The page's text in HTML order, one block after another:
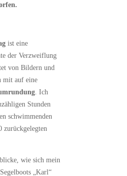
ist eine
der Verzweiflung
von Bildern und
mit auf eine
. Ich
Stunden
schwimmenden
zurückgelegten
wie sich mein
„Karl“